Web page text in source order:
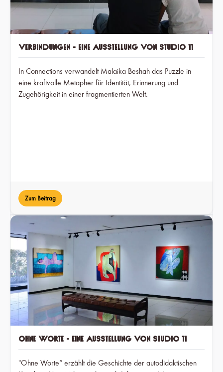
Verbindungen - Eine Ausstellung von Studio 11
In Connections verwandelt Malaika Beshah das Puzzle in
eine kraftvolle Metapher für Identität, Erinnerung und
Zugehörigkeit in einer fragmentierten Welt.
Zum Beitrag
Ohne Worte - Eine Ausstellung von Studio 11
"Ohne Worte“ erzählt die Geschichte der autodidaktischen